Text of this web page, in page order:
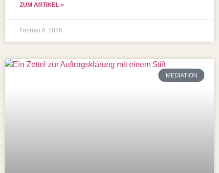
ZUM ARTIKEL »
Februar 6, 2026
MEDIATION